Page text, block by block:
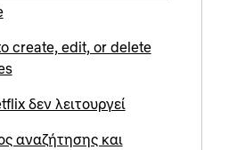
create, edit, or delete
δεν λειτουργεί
αναζήτησης και